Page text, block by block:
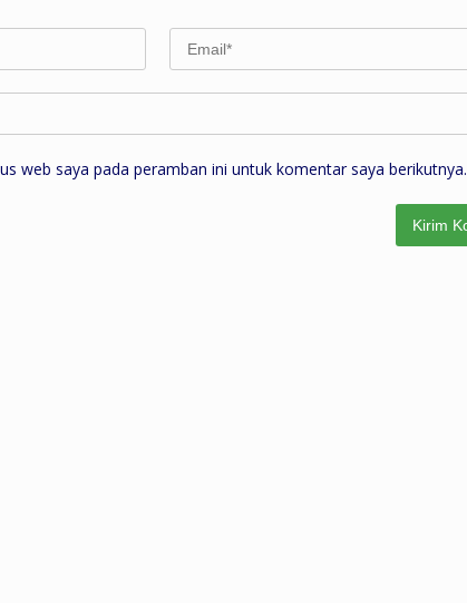
web saya pada peramban ini untuk komentar saya berikutnya.